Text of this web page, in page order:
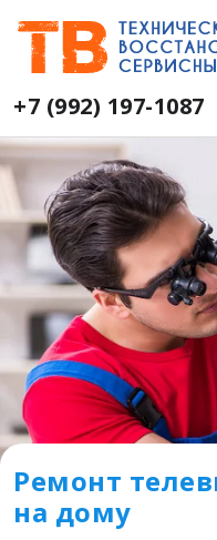
+7 (992) 197-1087
Ремонт
на дому